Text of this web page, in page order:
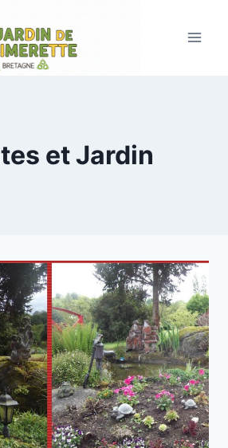
et Jardin